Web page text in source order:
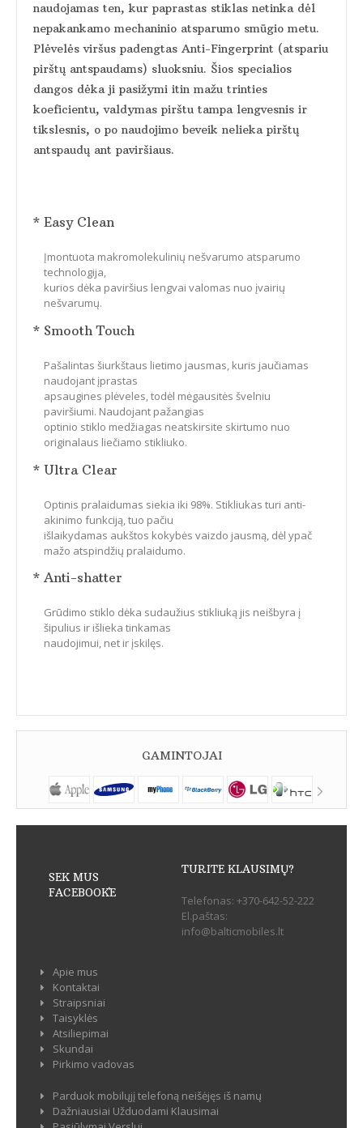
naudojamas ten, kur paprastas stiklas netinka dėl
nepakankamo mechaninio atsparumo smūgio metu.
Plėvelės viršus padengtas Anti-Fingerprint (atspariu
pirštų antspaudams) sluoksniu. Šios specialios
dangos dėka ji pasižymi itin mažu trinties
koeficientu, valdymas pirštu tampa lengvesnis ir
tikslesnis, o po naudojimo beveik nelieka pirštų
antspaudų ant paviršiaus.
* Easy Clean
Įmontuota makromolekulinių nešvarumo atsparumo
technologija,
kurios dėka paviršius lengvai valomas nuo įvairių
nešvarumų.
* Smooth Touch
Pašalintas šiurkštaus lietimo jausmas, kuris jaučiamas
naudojant įprastas
apsaugines plėveles, todėl mėgausitės švelniu
paviršiumi. Naudojant pažangias
optinio stiklo medžiagas neatskirsite skirtumo nuo
originalaus liečiamo stikliuko.
* Ultra Clear
Optinis pralaidumas siekia iki 98%. Stikliukas turi anti-
akinimo funkciją, tuo pačiu
išlaikydamas aukštos kokybės vaizdo jausmą, dėl ypač
mažo atspindžių pralaidumo.
* Anti-shatter
Grūdimo stiklo dėka sudaužius stikliuką jis neišbyra į
šipulius ir išlieka tinkamas
naudojimui, net ir įskilęs.
GAMINTOJAI
SEK MUS
FACEBOOK`E
TURITE KLAUSIMŲ?
Telefonas: +370-642-52-222
El.paštas:
info@balticmobiles.lt
Apie mus
Kontaktai
Straipsniai
Taisyklės
Atsiliepimai
Skundai
Pirkimo vadovas
Parduok mobilųjį telefoną neišėjęs iš namų
Dažniausiai Užduodami Klausimai